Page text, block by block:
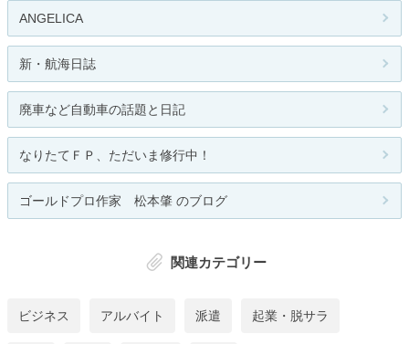
ANGELICA
新・航海日誌
廃車など自動車の話題と日記
なりたてＦＰ、ただいま修行中！
ゴールドプロ作家 松本肇 のブログ
関連カテゴリー
ビジネス アルバイト 派遣 起業・脱サラ